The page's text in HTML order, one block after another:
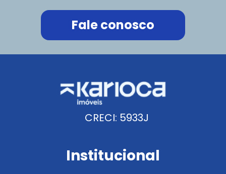
Fale conosco
CRECI: 5933J
Institucional